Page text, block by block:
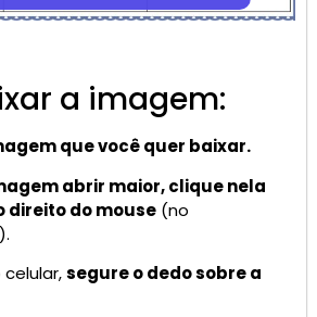
a imagem:
que você quer baixar.
abrir maior, clique nela
direito do mouse (no
segure o dedo sobre a